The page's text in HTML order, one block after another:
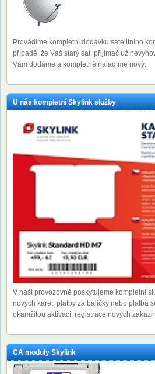
Provádíme kompletní dodávku satelitního
případě, že Váš starý sat. přijímač už
Vám dodáme a kompletně naladíme nový.
U nás kompletní Skylink služby
V naší provozovně poskytujeme kompletní
nových karet, platby za balíčky nebo platba
okamžitou aktivací, registrace nových
CA moduly Skylink